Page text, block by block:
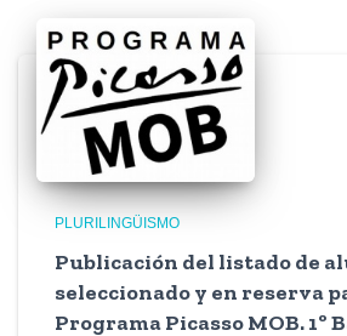
PLURILINGÜISMO
Publicación del listado de
seleccionado y en reserva
Programa Picasso MOB. 1º